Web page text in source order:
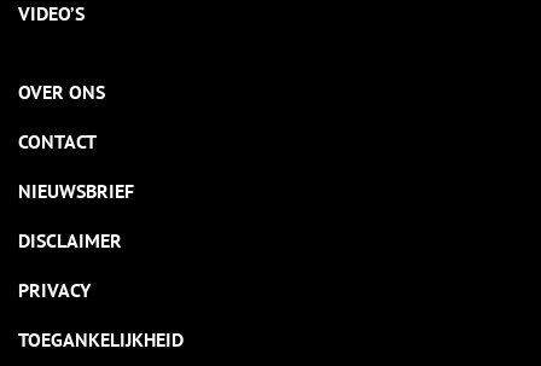
VIDEO’S
OVER ONS
CONTACT
NIEUWSBRIEF
DISCLAIMER
PRIVACY
TOEGANKELIJKHEID